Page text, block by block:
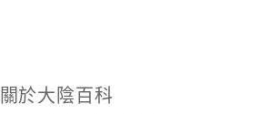
關於大陰百科